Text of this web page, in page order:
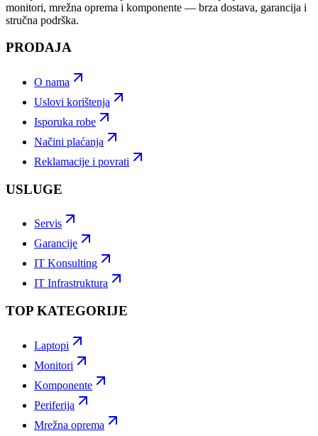
monitori, mrežna oprema i komponente — brza dostava, garancija i
stručna podrška.
PRODAJA
O nama
Uslovi korištenja
Isporuka robe
Načini plaćanja
Reklamacije i povrati
USLUGE
Servis
Garancije
IT Konsulting
IT Infrastruktura
TOP KATEGORIJE
Laptopi
Monitori
Komponente
Periferija
Mrežna oprema